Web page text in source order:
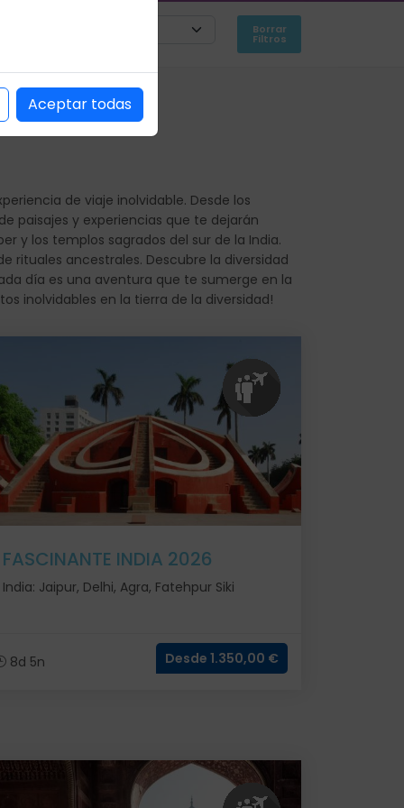
Borrar
Filtros
de viaje inolvidable. Desde los
paisajes y experiencias que te dejarán
y los templos sagrados del sur de la India.
rituales ancestrales. Descubre la diversidad
día es una aventura que te sumerge en la
inolvidables en la tierra de la diversidad!
FASCINANTE INDIA 2026
India: Jaipur, Delhi, Agra, Fatehpur Siki
8d 5n Desde 1.350,00 €
Aceptar todas